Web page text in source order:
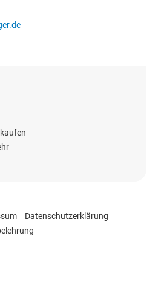
Datenschutzerklärung